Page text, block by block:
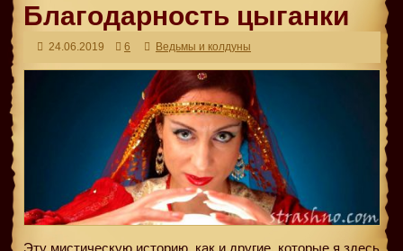
Благодарность цыганки
24.06.2019 6 Ведьмы и колдуны
Эту мистическую историю, как и другие, которые я здесь